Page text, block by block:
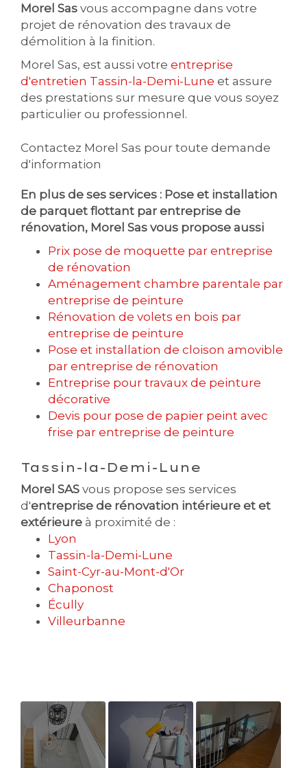
Morel Sas vous accompagne dans votre
projet de rénovation des travaux de
démolition à la finition.
Morel Sas, est aussi votre entreprise
d'entretien Tassin-la-Demi-Lune et assure
des prestations sur mesure que vous soyez
particulier ou professionnel.
Contactez Morel Sas pour toute demande
d'information
En plus de ses services : Pose et installation
de parquet flottant par entreprise de
rénovation, Morel Sas vous propose aussi
Prix pose de moquette par entreprise
de rénovation
Aménagement chambre parentale par
entreprise de peinture
Rénovation de volets en bois par
entreprise de peinture
Pose et installation de cloison amovible
par entreprise de rénovation
Entreprise pour travaux de peinture
décorative
Devis pour pose de papier peint avec
frise par entreprise de peinture
Tassin-la-Demi-Lune
Morel SAS vous propose ses services
d'entreprise de rénovation intérieure et et
extérieure à proximité de :
Lyon
Tassin-la-Demi-Lune
Saint-Cyr-au-Mont-d'Or
Chaponost
Écully
Villeurbanne